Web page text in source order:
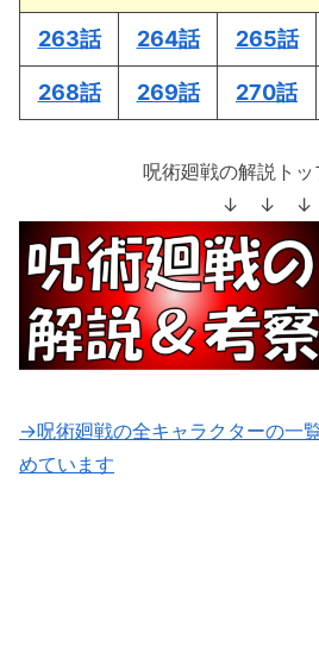
263話 264話 265話
268話 269話 270話
呪術廻戦の解説トッ
↓ ↓ ↓
→呪術廻戦の全キャラクターの一
めています